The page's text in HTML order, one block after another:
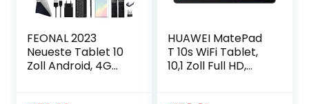
FEONAL 2023
Neueste Tablet 10
Zoll Android, 4G
HUAWEI MatePad
T 10s WiFi Tablet,
10,1 Zoll Full HD,